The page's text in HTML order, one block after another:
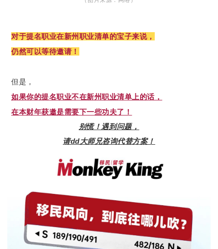
对于提名职业在新州职业清单的宝子来说，
仍然可以等待邀请！
但是，
如果你的提名职业不在新州职业清单上的话，
在本财年获邀是需要下一些功夫了！
别慌！遇到问题，
请dd大师兄咨询代替方案！